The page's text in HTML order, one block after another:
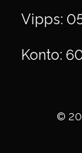
Vipps:
Konto:
©